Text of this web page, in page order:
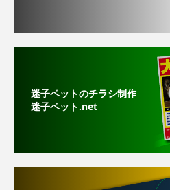
迷子ペットのチラシ制作
迷子ペット.net